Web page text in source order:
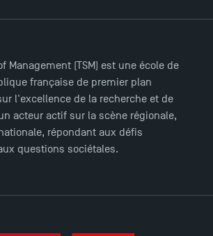
Programme
Management (TSM) est une école de
française de premier plan
l'excellence de la recherche et de
acteur actif sur la scène régionale,
répondant aux défis
questions sociétales.